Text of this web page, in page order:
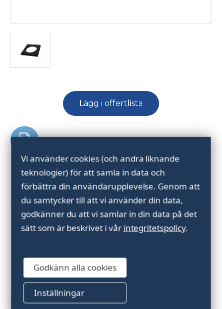
Lägg i offertlista
Beskrivning
Parkeringsplatta för pallyftare.
RELATERADE PRODUKTER
Vi använder cookies (och andra liknande
teknologier) för att samla in data och
förbättra din användarupplevelse. Genom att
du samtycker till att vi använder din data,
godkänner du att vi samlar in din data på det
sätt som är beskrivet i vårintegritetspolicy.
Inställningar
Godkänn alla cookies